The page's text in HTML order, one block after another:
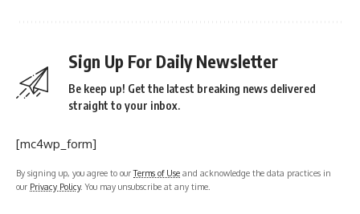
Sign Up For Daily Newsletter
Be keep up! Get the latest breaking news delivered
straight to your inbox.
[mc4wp_form]
By signing up, you agree to ourTerms of Use and acknowledge the data practices in
our Privacy Policy. You may unsubscribe at any time.